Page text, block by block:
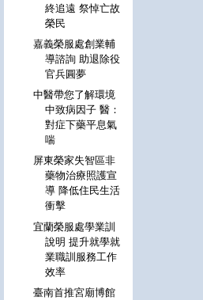
終追遠 祭悼亡故
榮民
嘉義榮服處創業輔
導諮詢 助退除役
官兵圓夢
中醫帶您了解環境
中致病因子 醫：
對症下藥平息氣
喘
屏東榮家失智區非
藥物治療照護宣
導 降低住民生活
衝擊
宜蘭榮服處學業訓
說明 提升就學就
業職訓服務工作
效率
臺南首推宮廟博館